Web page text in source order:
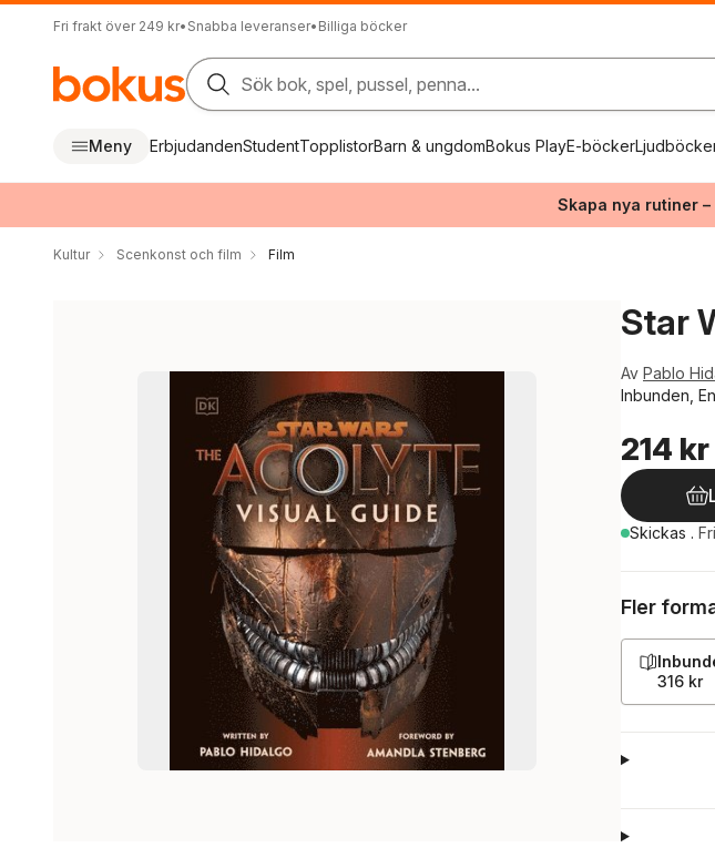
Fri frakt över 249 kr• Snabba leveranser• Billiga böcker
Sök bok, spel, pussel, penna...
Meny ErbjudandenStudentTopplistorBarn & ungdomBokus PlayE-böcker
Skapa nya rutiner
Kultur Scenkonst och film Film
Star
Av Pablo
Inbunden,
214 kr
Skickas .
Fler
316 kr